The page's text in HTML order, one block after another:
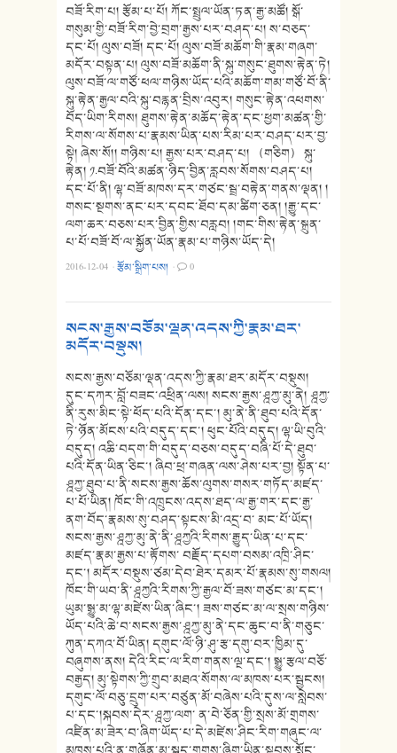
བཟོ་རིག་པ། རྩོམ་པ་པོ། ཀོང་སྤྲུལ་ཡོན་ཏན་རྒྱ་མཚོ། སྒོ་
གསུམ་གྱི་བཟོ་རིག་བྱེ་བྲག་རྒྱས་པར་བཤད་པ། ས་བཅད་
དང་པོ། ལུས་བཟོ། དང་པོ། ལུས་བཟོ་མཆོག་གི་རྣམ་གཞག་
མདོར་བསྟན་པ། ལུས་བཟོ་མཆོག་ནི་སྐུ་གསུང་ཐུགས་རྟེན་ཏེ།
ལུས་བཟོ་ལ་གཙོ་ཕལ་གཉིས་ཡོད་པའི་མཆོག་གམ་གཙོ་བོ་ནི་
སྐུ་རྟེན་རྒྱལ་བའི་སྐུ་བརྙན་བྲིས་འབུར། གསུང་རྟེན་འཕགས་
བོད་ཡིག་རིགས། ཐུགས་རྟེན་མཆོད་རྟེན་དང་ཕྱག་མཚན་གྱི་
རིགས་ལ་སོགས་པ་རྣམས་ཡིན་པས་རིམ་པར་བཤད་པར་བྱ་
སྟེ། ཞེས་སོ།། གཉིས་པ། རྒྱས་པར་བཤད་པ། （གཅིག） སྐུ་
རྟེན། ༡.བཟོ་བོའི་མཚན་ཉིད་བྱིན་རླབས་སོགས་བཤད་པ།
དང་པོ་ནི། ལྷ་བཟོ་མཁས་དར་གཙང་སྦྲ་བརྟེན་གནས་ལྡན། །
གསང་སྔགས་ནང་པར་དབང་ཐོབ་དམ་ཚིག་ཅན། །རྒྱུ་དང་
ལག་ཆར་བཅས་པར་བྱིན་གྱིས་བརླབ། །གང་གིས་རྟེན་སྐྲུན་
པ་པོ་བཟོ་བོ་ལ་སྐྱོན་ཡོན་རྣམ་པ་གཉིས་ཡོད་དེ།
2016-12-04 ·རྩོམ་སྒྲིག་པས། · 0
སངས་རྒྱས་བཅོམ་ལྡན་འདས་ཀྱི་རྣམ་ཐར་
མདོར་བསྡུས།
སངས་རྒྱས་བཅོམ་ལྡན་འདས་ཀྱི་རྣམ་ཐར་མདོར་བསྡུས།
དུང་དཀར་བློ་བཟང་འཕྲིན་ལས། སངས་རྒྱས་ཤྰཀྱ་མུ་ནེ། ཤྰཀྱ་
ནི་རུས་མིང་སྟེ་ཕོད་པའི་དོན་དང་། མུ་ནེ་ནི་ཐུབ་པའི་དོན་
ཏེ་ཉོན་མོངས་པའི་བདུད་དང་། ཕུང་པོའི་བདུད། ལྷ་ཡི་བུའི་
བདུད། འཆི་བདག་གི་བདུད་བཅས་བདུད་བཞི་པོ་དེ་ཐུབ་
པའི་དོན་ཡིན་ཅིང་། ཞིབ་ཕྲ་གཞན་ལས་ཤེས་པར་བྱ། སྟོན་པ་
ཤྰཀྱ་ཐུབ་པ་ནི་སངས་རྒྱས་ཆོས་ལུགས་གསར་གཏོད་མཛད་
པ་པོ་ཡིན། ཁོང་གི་འཁྲུངས་འདས་ཐད་ལ་རྒྱ་གར་དང་རྒྱ་
ནག་བོད་རྣམས་སུ་བཤད་སྟངས་མི་འདྲ་བ་ མང་པོ་ཡོད།
སངས་རྒྱས་ཤྰཀྱ་མུ་ནེ་ནི་ཤྰཀྱའི་རིགས་རྒྱུད་ཡིན་པ་དང་
མཛད་རྣམ་རྒྱས་པ་རྟོགས་ བརྗོད་དཔག་བསམ་འཁྲི་ཤིང་
དང་། མདོར་བསྡུས་ཙམ་དེབ་ཐེར་དམར་པོ་རྣམས་སུ་གསལ།
ཁོང་གི་ཡབ་ནི་ཤྰཀྱའི་རིགས་ཀྱི་རྒྱལ་བོ་ཟས་གཙང་མ་དང་།
ཡུམ་སྒྱུ་མ་ལྷ་མཛེས་ཡིན་ཞིང་། ཟས་གཙང་མ་ལ་སྲས་གཉིས་
ཡོད་པའི་ཆེ་བ་སངས་རྒྱས་ཤྰཀྱ་མུ་ནེ་དང་ཆུང་བ་ནི་གཅུང་
ཀུན་དཀའ་བོ་ཡིན། དགུང་ལོ་ཉི་ཤུ་རྩ་དགུ་བར་ཁྱིམ་དུ་
བཞུགས་ནས། དེའི་རིང་ལ་རིག་གནས་ལྔ་དང་། སྒྱུ་རྩལ་བཅོ་
བརྒྱད། མུ་སྟེགས་ཀྱི་གྲུབ་མཐའ་སོགས་ལ་མཁས་པར་སྦྱངས།
དགུང་ལོ་བཅུ་དྲུག་པར་བཙུན་མོ་བཞེས་པའི་དུས་ལ་སླེབས་
པ་དང་།སྐབས་དེར་ཤྰཀྱ་ལག་ ན་བེ་ཅོན་གྱི་སྲས་མོ་གྲགས་
འཛིན་མ་ཟེར་བ་ཞིག་ཡོད་པ་དེ་མཛེས་ཤིང་རིག་གཞུང་ལ་